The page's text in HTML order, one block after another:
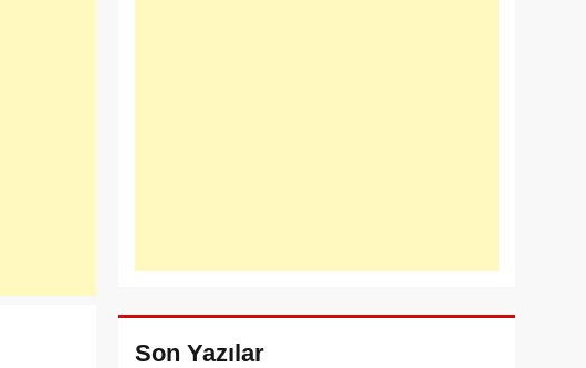
Son Yazılar